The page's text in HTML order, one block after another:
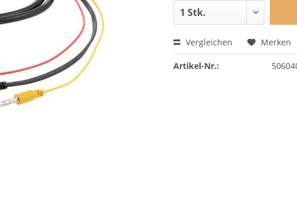
Vergleichen Merken
Artikel-Nr.: